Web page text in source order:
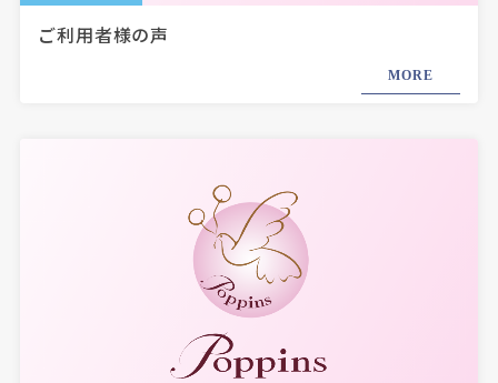
ご利用者様の声
MORE